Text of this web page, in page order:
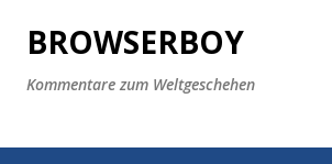
Direkt zum Hauptbereich
BROWSERBOY
Kommentare zum Weltgeschehen